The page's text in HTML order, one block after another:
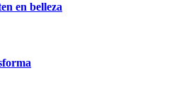
en belleza